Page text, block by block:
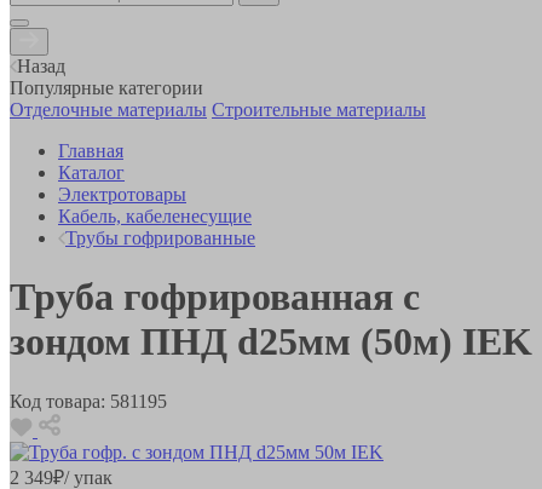
Назад
Популярные категории
Отделочные материалы Строительные материалы
Главная
Каталог
Электротовары
Кабель, кабеленесущие
Трубы гофрированные
Труба гофрированная с
зондом ПНД d25мм (50м) IEK
Код товара: 581195
2 349₽/ упак